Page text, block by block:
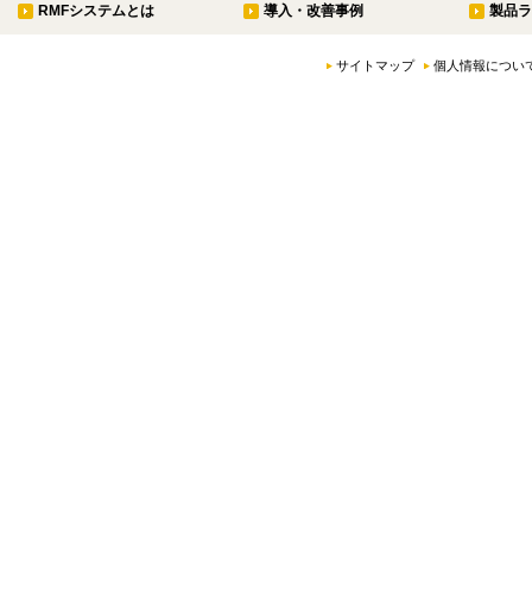
RMFシステムとは 導入・改善事例 製品
サイトマップ 個人情報につい